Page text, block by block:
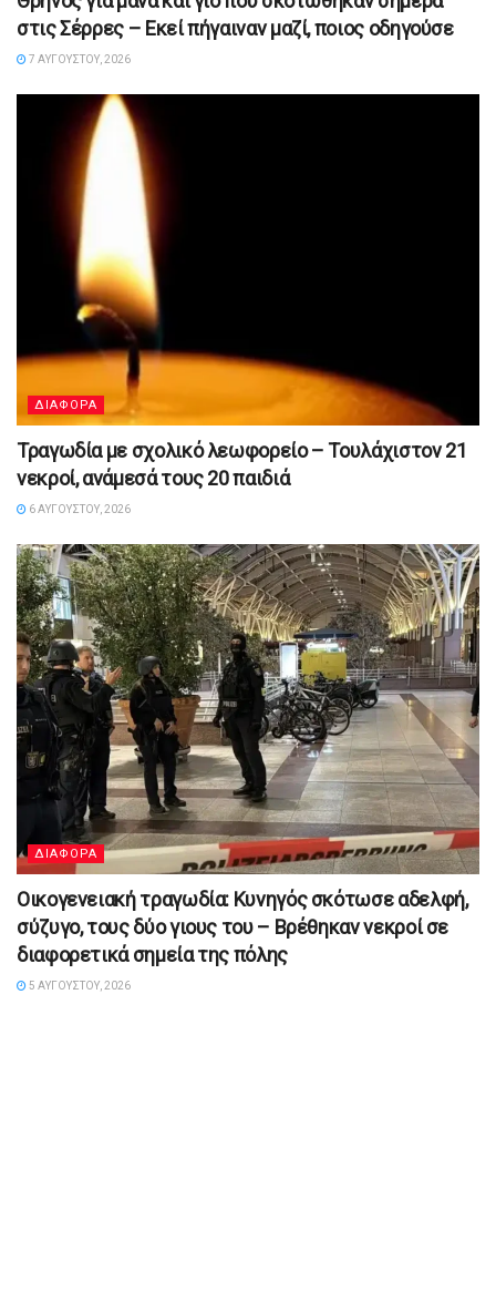
στις Σέρρες – Εκεί πήγαιναν μαζί, ποιος οδηγούσε
7 ΑΥΓΟΎΣΤΟΥ, 2026
ΔΙΑΦΟΡΑ
Τραγωδία με σχολικό λεωφορείο – Τουλάχιστον 21
νεκροί, ανάμεσά τους 20 παιδιά
6 ΑΥΓΟΎΣΤΟΥ, 2026
ΔΙΑΦΟΡΑ
Οικογενειακή τραγωδία: Κυνηγός σκότωσε αδελφή,
σύζυγο, τους δύο γιους του – Βρέθηκαν νεκροί σε
διαφορετικά σημεία της πόλης
5 ΑΥΓΟΎΣΤΟΥ, 2026